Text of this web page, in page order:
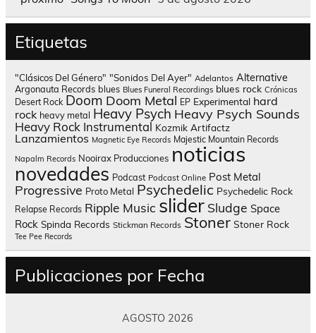
Etiquetas
"Clásicos Del Género" "Sonidos Del Ayer" Adelantos Alternative
Argonauta Records blues Blues Funeral Recordings blues rock Crónicas
Desert Rock Doom Doom Metal EP Experimental hard
rock heavy metal Heavy Psych Heavy Psych Sounds
Heavy Rock Instrumental Kozmik Artifactz
Lanzamientos Magnetic Eye Records Majestic Mountain Records
Napalm Records Nooirax Producciones noticias
novedades Podcast Podcast Online Post Metal
Progressive Proto Metal Psychedelic Psychedelic Rock
Relapse Records Ripple Music slider Sludge Space
Rock Spinda Records Stickman Records Stoner Stoner Rock
Tee Pee Records
Publicaciones por Fecha
AGOSTO 2026